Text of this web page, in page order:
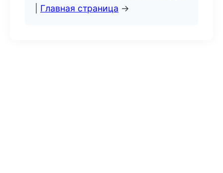
Главная страница →